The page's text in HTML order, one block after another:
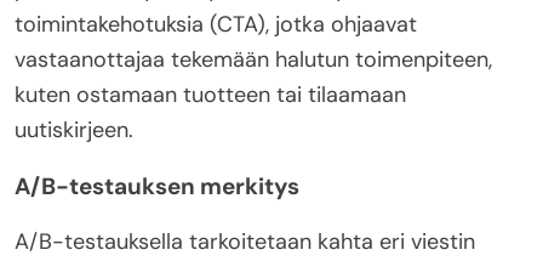
toimintakehotuksia (CTA), jotka ohjaavat
vastaanottajaa tekemään halutun toimenpiteen,
kuten ostamaan tuotteen tai tilaamaan
uutiskirjeen.
A/B-testauksen merkitys
A/B-testauksella tarkoitetaan kahta eri viestin